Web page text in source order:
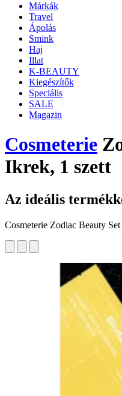
Márkák
Travel
Ápolás
Smink
Haj
Illat
K-BEAUTY
Kiegészítők
Speciális
SALE
Magazin
Cosmeterie
Ikrek, 1 szett
Az ideális
Cosmeterie Zodiac Beauty